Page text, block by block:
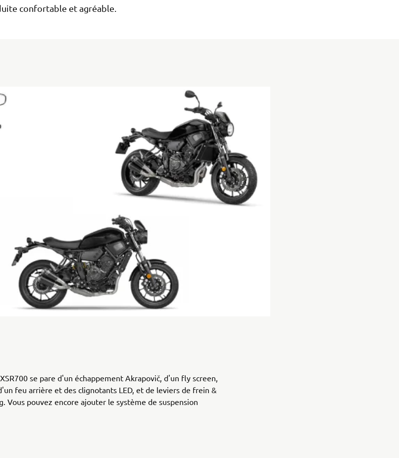
confortable et agréable.
se pare d'un échappement Akrapovič, d'un fly screen,
feu arrière et des clignotants LED, et de leviers de frein &
Vous pouvez encore ajouter le système de suspension